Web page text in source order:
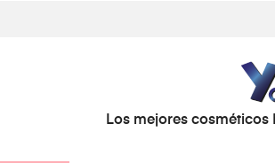
Los mejores